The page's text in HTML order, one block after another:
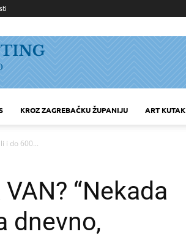
KROZ ZAGREBAČKU ŽUPANIJU ART KUTAK
i do 600...
“Nekada
dnevno,